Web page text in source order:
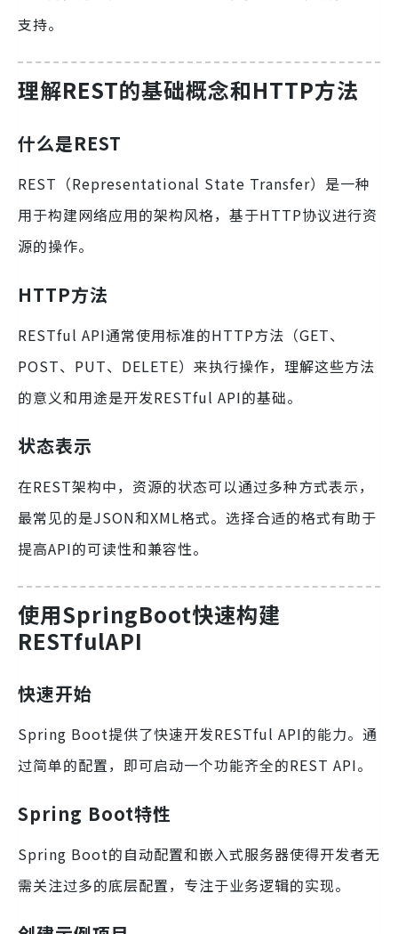
支持。
理解REST的基础概念和HTTP方法
什么是REST
REST（Representational State Transfer）是一种
用于构建网络应用的架构风格，基于HTTP协议进行资
源的操作。
HTTP方法
RESTful API通常使用标准的HTTP方法（GET、
POST、PUT、DELETE）来执行操作，理解这些方法
的意义和用途是开发RESTful API的基础。
状态表示
在REST架构中，资源的状态可以通过多种方式表示，
最常见的是JSON和XML格式。选择合适的格式有助于
提高API的可读性和兼容性。
使用SpringBoot快速构建
RESTfulAPI
快速开始
Spring Boot提供了快速开发RESTful API的能力。通
过简单的配置，即可启动一个功能齐全的REST API。
Spring Boot特性
Spring Boot的自动配置和嵌入式服务器使得开发者无
需关注过多的底层配置，专注于业务逻辑的实现。